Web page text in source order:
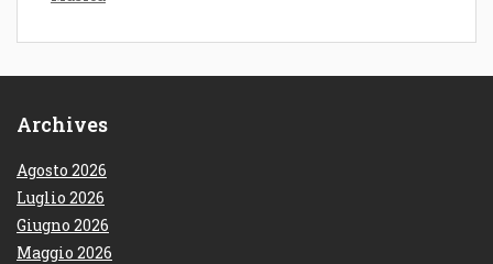
Archives
Agosto 2026
Luglio 2026
Giugno 2026
Maggio 2026